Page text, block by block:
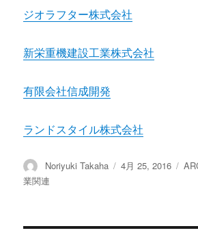
ジオラフター株式会社
新栄重機建設工業株式会社
有限会社信成開発
ランドスタイル株式会社
投
稿
Noriyuki Takaha
投
4月 25, 2016
カ
ー
業関連